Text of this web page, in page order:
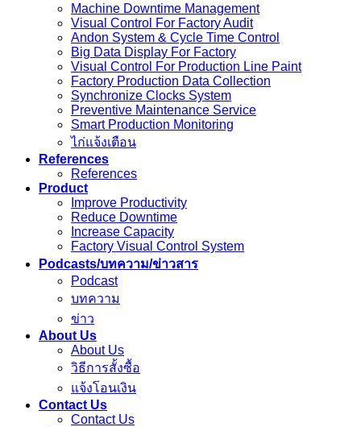
Machine Downtime Management
Visual Control For Factory Audit
Andon System & Cycle Time Control
Big Data Display For Factory
Visual Control For Production Line Paint
Factory Production Data Collection
Synchronize Clocks System
Preventive Maintenance Service
Smart Production Monitoring
ไก่แจ้งเตือน
References
References
Product
Improve Productivity
Reduce Downtime
Increase Capacity
Factory Visual Control System
Podcasts/บทความ/ข่าวสาร
Podcast
บทความ
ข่าว
About Us
About Us
วิธีการสั้งซื้อ
แจ้งโอนเงิน
Contact Us
Contact Us